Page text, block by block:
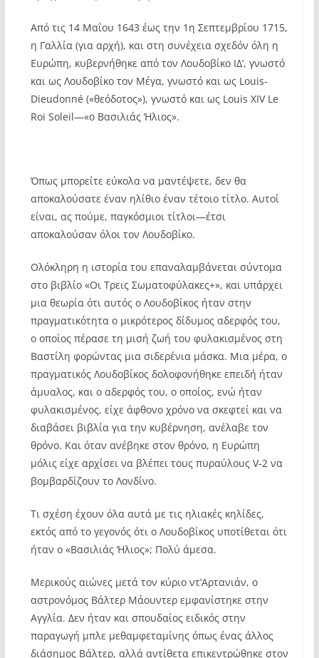
Από τις 14 Μαΐου 1643 έως την 1η Σεπτεμβρίου 1715,
η Γαλλία (για αρχή), και στη συνέχεια σχεδόν όλη η
Ευρώπη, κυβερνήθηκε από τον Λουδοβίκο ΙΔ’, γνωστό
και ως Λουδοβίκο τον Μέγα, γνωστό και ως Louis-
Dieudonné («θεόδοτος»), γνωστό και ως Louis XIV Le
Roi Soleil—«ο Βασιλιάς Ήλιος».
Όπως μπορείτε εύκολα να μαντέψετε, δεν θα
αποκαλούσατε έναν ηλίθιο έναν τέτοιο τίτλο. Αυτοί
είναι, ας πούμε, παγκόσμιοι τίτλοι—έτσι
αποκαλούσαν όλοι τον Λουδοβίκο.
Ολόκληρη η ιστορία του επαναλαμβάνεται σύντομα
στο βιβλίο «Οι Τρεις Σωματοφύλακες+», και υπάρχει
μια θεωρία ότι αυτός ο Λουδοβίκος ήταν στην
πραγματικότητα ο μικρότερος δίδυμος αδερφός του,
ο οποίος πέρασε τη μισή ζωή του φυλακισμένος στη
Βαστίλη φορώντας μια σιδερένια μάσκα. Μια μέρα, ο
πραγματικός Λουδοβίκος δολοφονήθηκε επειδή ήταν
άμυαλος, και ο αδερφός του, ο οποίος, ενώ ήταν
φυλακισμένος, είχε άφθονο χρόνο να σκεφτεί και να
διαβάσει βιβλία για την κυβέρνηση, ανέλαβε τον
θρόνο. Και όταν ανέβηκε στον θρόνο, η Ευρώπη
μόλις είχε αρχίσει να βλέπει τους πυραύλους V-2 να
βομβαρδίζουν το Λονδίνο.
Τι σχέση έχουν όλα αυτά με τις ηλιακές κηλίδες,
εκτός από το γεγονός ότι ο Λουδοβίκος υποτίθεται ότι
ήταν ο «Βασιλιάς Ήλιος»; Πολύ άμεσα.
Μερικούς αιώνες μετά τον κύριο ντ’Αρτανιάν, ο
αστρονόμος Βάλτερ Μάουντερ εμφανίστηκε στην
Αγγλία. Δεν ήταν και σπουδαίος ειδικός στην
παραγωγή μπλε μεθαμφεταμίνης όπως ένας άλλος
διάσημος Βάλτερ, αλλά αντίθετα επικεντρώθηκε στον